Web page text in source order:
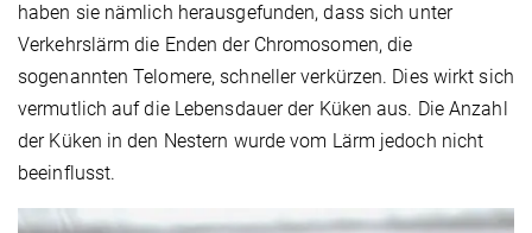
haben sie nämlich herausgefunden, dass sich unter
Verkehrslärm die Enden der Chromosomen, die
sogenannten Telomere, schneller verkürzen. Dies wirkt sich
vermutlich auf die Lebensdauer der Küken aus. Die Anzahl
der Küken in den Nestern wurde vom Lärm jedoch nicht
beeinflusst.